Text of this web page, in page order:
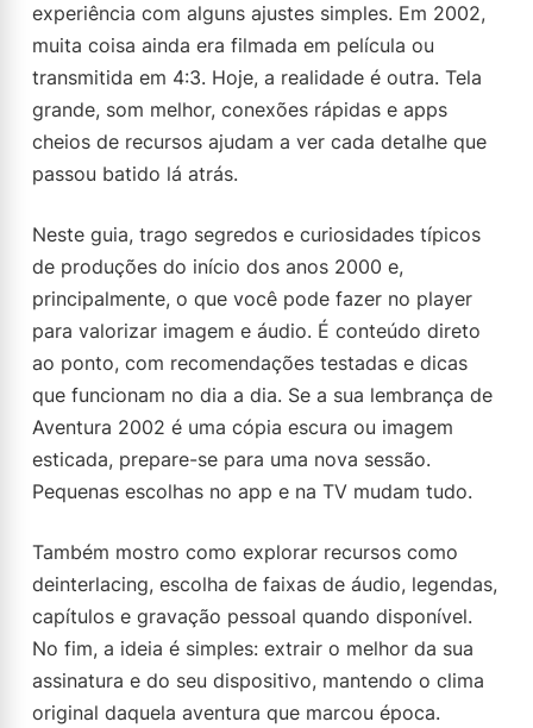
experiência com alguns ajustes simples. Em 2002,
muita coisa ainda era filmada em película ou
transmitida em 4:3. Hoje, a realidade é outra. Tela
grande, som melhor, conexões rápidas e apps
cheios de recursos ajudam a ver cada detalhe que
passou batido lá atrás.
Neste guia, trago segredos e curiosidades típicos
de produções do início dos anos 2000 e,
principalmente, o que você pode fazer no player
para valorizar imagem e áudio. É conteúdo direto
ao ponto, com recomendações testadas e dicas
que funcionam no dia a dia. Se a sua lembrança de
Aventura 2002 é uma cópia escura ou imagem
esticada, prepare-se para uma nova sessão.
Pequenas escolhas no app e na TV mudam tudo.
Também mostro como explorar recursos como
deinterlacing, escolha de faixas de áudio, legendas,
capítulos e gravação pessoal quando disponível.
No fim, a ideia é simples: extrair o melhor da sua
assinatura e do seu dispositivo, mantendo o clima
original daquela aventura que marcou época.